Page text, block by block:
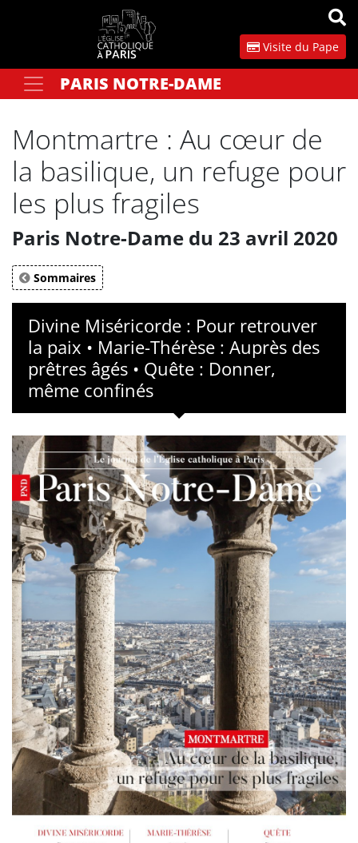
Visite du Pape
Votre recherchePARIS NOTRE-DAME
Montmartre : Au cœur de
la basilique, un refuge pour
les plus fragiles
Paris Notre-Dame du 23 avril 2020
Sommaires
Divine Miséricorde : Pour retrouver
la paix • Marie-Thérèse : Auprès des
prêtres âgés • Quête : Donner,
même confinés
Panneau de gestion des cookies